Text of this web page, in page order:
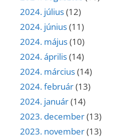
2024. július(12)
2024. június(11)
2024. május(10)
2024. április(14)
2024. március(14)
2024. február(13)
2024. január(14)
2023. december(13)
2023. november(13)